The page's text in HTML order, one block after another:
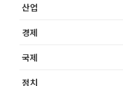
산업
경제
국제
정치